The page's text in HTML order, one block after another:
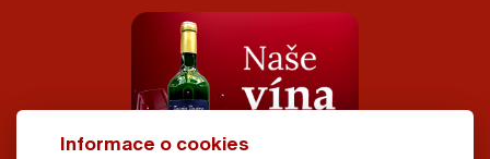
Informace o cookies